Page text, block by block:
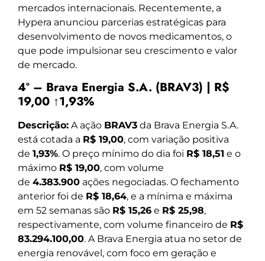
mercados internacionais. Recentemente, a
Hypera anunciou parcerias estratégicas para
desenvolvimento de novos medicamentos, o
que pode impulsionar seu crescimento e valor
de mercado.
4º – Brava Energia S.A. (BRAV3) | R$
19,00 ↑1,93%
Descrição: A ação BRAV3 da Brava Energia S.A.
está cotada a R$ 19,00, com variação positiva
de 1,93%. O preço mínimo do dia foi R$ 18,51 e o
máximo R$ 19,00, com volume
de 4.383.900 ações negociadas. O fechamento
anterior foi de R$ 18,64, e a mínima e máxima
em 52 semanas são R$ 15,26 e R$ 25,98,
respectivamente, com volume financeiro de R$
83.294.100,00. A Brava Energia atua no setor de
energia renovável, com foco em geração e